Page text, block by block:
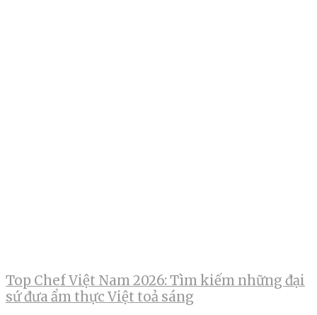
Top Chef Việt Nam 2026: Tìm kiếm những đại
sứ đưa ẩm thực Việt toả sáng